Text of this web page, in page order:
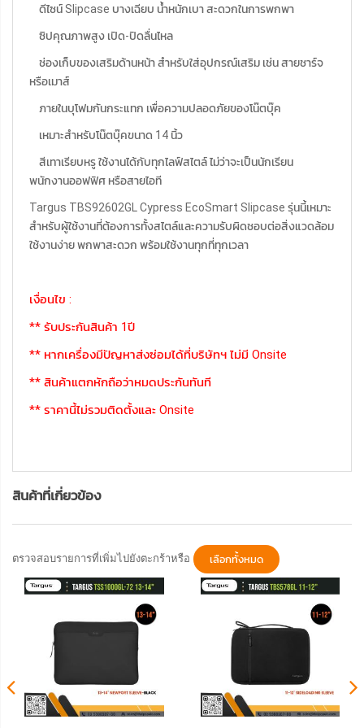
ดีไซน์ Slipcase บางเฉียบ น้ำหนักเบา สะดวกในการพกพา
ซิปคุณภาพสูง เปิด-ปิดลื่นไหล
ช่องเก็บของเสริมด้านหน้า สำหรับใส่อุปกรณ์เสริม เช่น สายชาร์จ
หรือเมาส์
ภายในบุโฟมกันกระแทก เพื่อความปลอดภัยของโน๊ตบุ๊ค
เหมาะสำหรับโน๊ตบุ๊คขนาด 14 นิ้ว
สีเทาเรียบหรู ใช้งานได้กับทุกไลฟ์สไตล์ ไม่ว่าจะเป็นนักเรียน
พนักงานออฟฟิศ หรือสายไอที
Targus TBS92602GL Cypress EcoSmart Slipcase รุ่นนี้เหมาะ
สำหรับผู้ใช้งานที่ต้องการทั้งสไตล์และความรับผิดชอบต่อสิ่งแวดล้อม
ใช้งานง่าย พกพาสะดวก พร้อมใช้งานทุกที่ทุกเวลา
เงื่อนไข :
** รับประกันสินค้า 1ปี
** หากเครื่องมีปัญหาส่งซ่อมได้ที่บริษัทฯ ไม่มี Onsite
** สินค้าแตกหักถือว่าหมดประกันทันที
** ราคานี้ไม่รวมติดตั้งและ Onsite
สินค้าที่เกี่ยวข้อง
ตรวจสอบรายการที่เพิ่มไปยังตะกร้าหรือ เลือกทั้งหมด